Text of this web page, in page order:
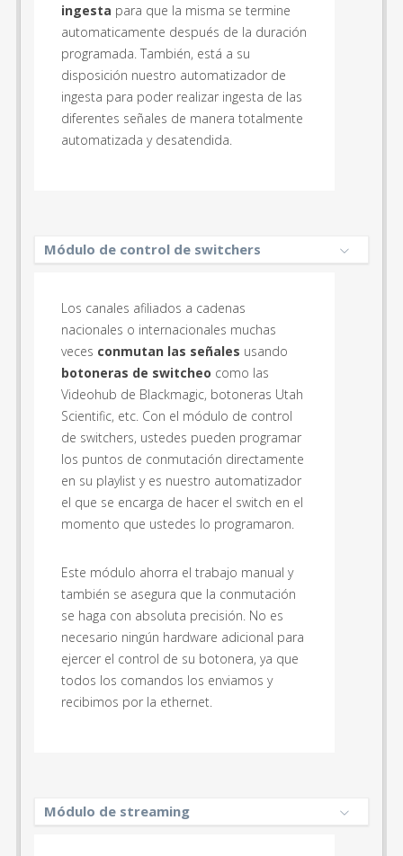
ingesta para que la misma se termine
automaticamente después de la duración
programada. También, está a su
disposición nuestro automatizador de
ingesta para poder realizar ingesta de las
diferentes señales de manera totalmente
automatizada y desatendida.
Módulo de control de switchers
Los canales afiliados a cadenas
nacionales o internacionales muchas
veces conmutan las señales usando
botoneras de switcheo como las
Videohub de Blackmagic, botoneras Utah
Scientific, etc. Con el módulo de control
de switchers, ustedes pueden programar
los puntos de conmutación directamente
en su playlist y es nuestro automatizador
el que se encarga de hacer el switch en el
momento que ustedes lo programaron.
Este módulo ahorra el trabajo manual y
también se asegura que la conmutación
se haga con absoluta precisión. No es
necesario ningún hardware adicional para
ejercer el control de su botonera, ya que
todos los comandos los enviamos y
recibimos por la ethernet.
Módulo de streaming